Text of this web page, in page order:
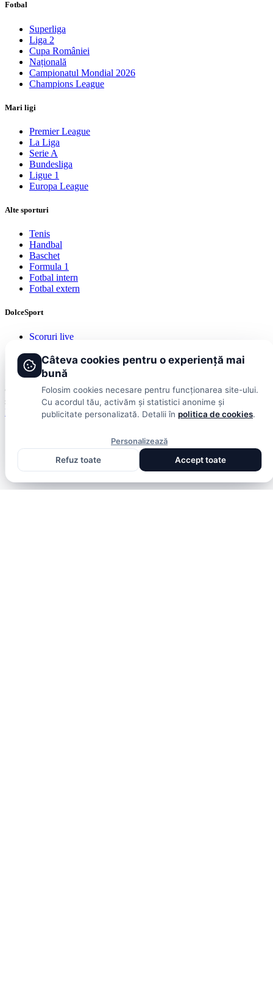
Fotbal
Superliga
Liga 2
Cupa României
Națională
Campionatul Mondial 2026
Champions League
Mari ligi
Premier League
La Liga
Serie A
Bundesliga
Ligue 1
Europa League
Alte sporturi
Tenis
Handbal
Baschet
Formula 1
Fotbal intern
Fotbal extern
DolceSport
Scoruri live
Publicitate
Termeni și condiții
© 2026 DolceSport. Toate drepturile rezervate. Scoruri, clasamente
și analize din toate competițiile
Fotbal intern Fotbal extern Scoruri live
Câteva cookies pentru o experiență mai
bună
Folosim cookies necesare pentru funcționarea site-ului.
Cu acordul tău, activăm și statistici anonime și
publicitate personalizată. Detalii în politica de cookies.
Personalizează
Refuz toate
Accept toate